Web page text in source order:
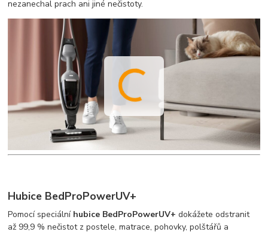
nezanechal prach ani jiné nečistoty.
Hubice BedProPowerUV+
Pomocí speciální hubice BedProPowerUV+ dokážete odstranit
až 99,9 % nečistot z postele, matrace, pohovky, polštářů a